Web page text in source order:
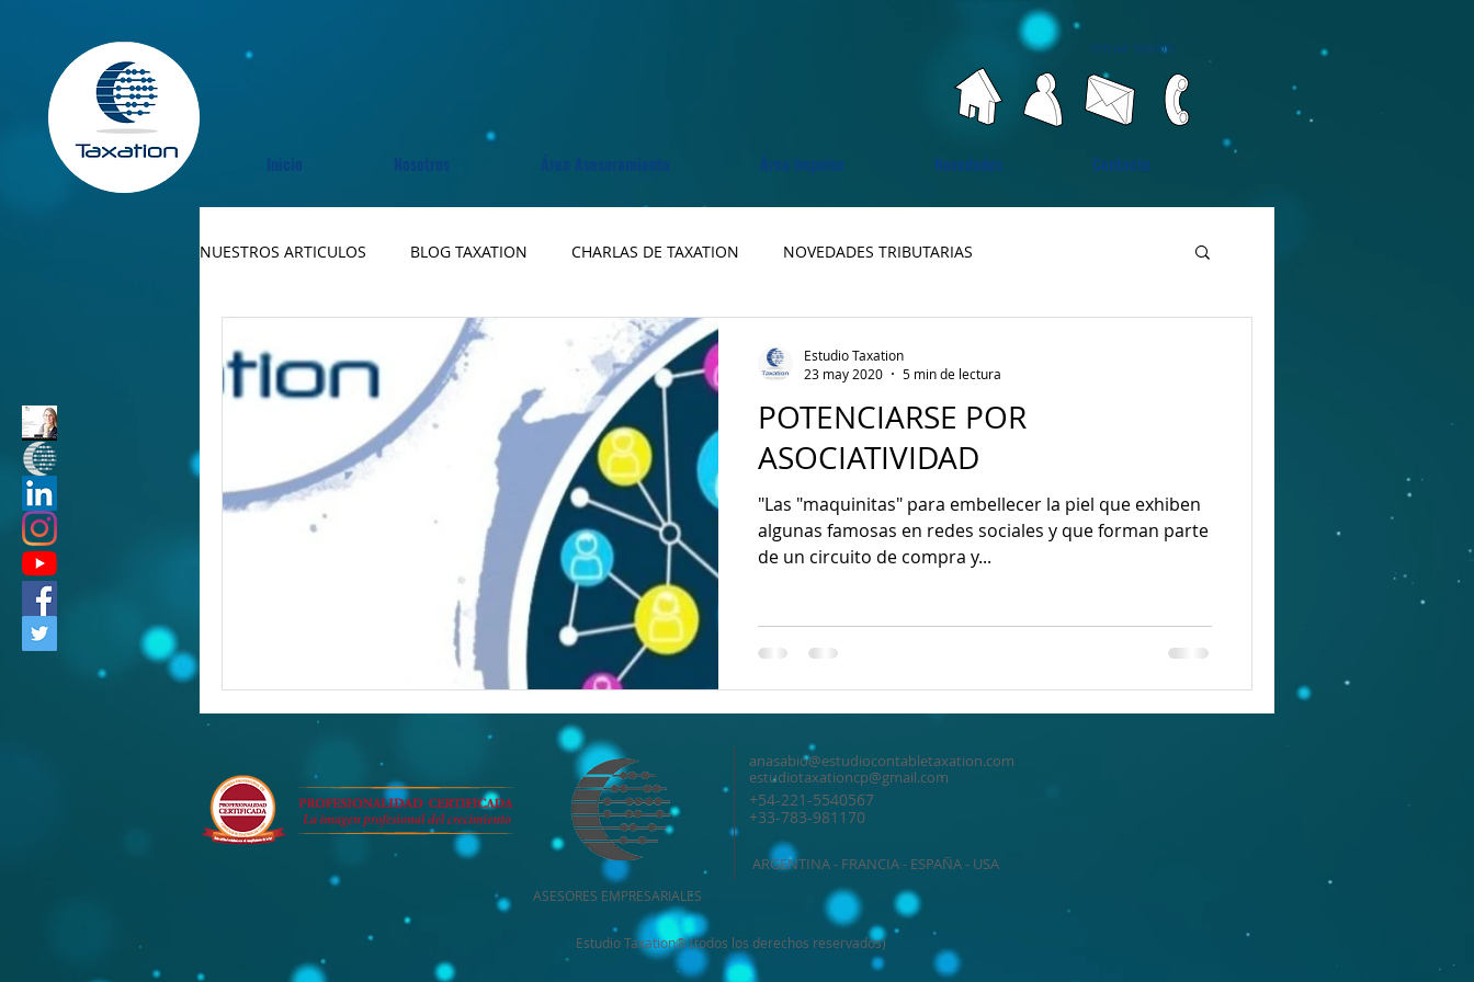
Iniciar sesión
Inicio Área Asesoramiento Área Impulso Novedades Contacto
NUESTROS ARTICULOS BLOG TAXATION CHARLAS DE TAXATION NOVEDADES TRIBUTARIAS
POTENCIARSE POR
ASOCIATIVIDAD
"Las "maquinitas" para embellecer la piel que exhiben
algunas famosas en redes sociales y que forman parte
de un circuito de compra y...
Estudio Taxation
23 may 2020
5 min de lectura
ASESORES EMPRESARIALES
+54-221-5540567
+33-783-981170
anasabio@estudiocontabletaxation.com
estudiotaxationcp@gmail.com
ARGENTINA - FRANCIA - ESPAÑA - USA
Estudio Taxation® (todos los derechos reservados)